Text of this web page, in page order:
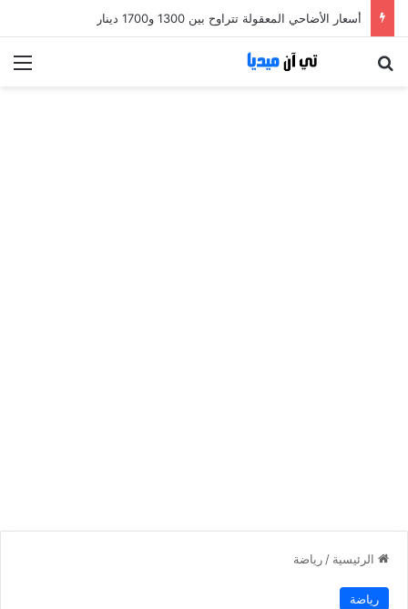
أسعار الأضاحي المعقولة تتراوح بين 1300 و1700 دينار
الرئيسية / رياضة
رياضة